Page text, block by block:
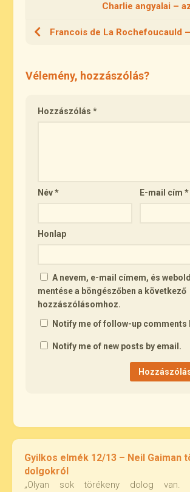
Charlie angyalai –
Vélemény, hozzászólás?
Hozzászólás*
Név* E-mail cím*
Honlap
A nevem, e-mail címem, és
mentése a böngészőben a következő
hozzászólásomhoz.
Notify me of follow-up comments
Notify me of new posts by email.
Gyilkos elmék 12/13 – Neil Gaiman
dolgokról
„Olyan sok törékeny dolog van.